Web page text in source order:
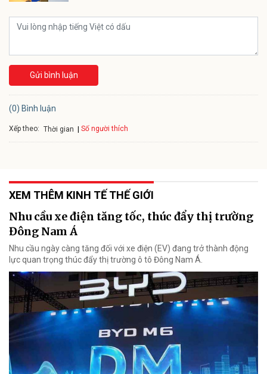
Gửi bình luận
(0) Bình luận
Xếp theo: Thời gian Số người thích
XEM THÊM KINH TẾ THẾ GIỚI
Nhu cầu xe điện tăng tốc, thúc đẩy thị trường
Đông Nam Á
Nhu cầu ngày càng tăng đối với xe điện (EV) đang trở thành động
lực quan trọng thúc đẩy thị trường ô tô Đông Nam Á.